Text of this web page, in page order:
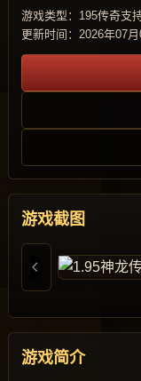
游戏类型：195传奇支
更新时间：2026年07月
游戏截图
游戏简介